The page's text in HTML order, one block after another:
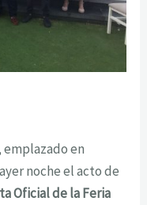
en
noche el acto de
Oficial de la Feria